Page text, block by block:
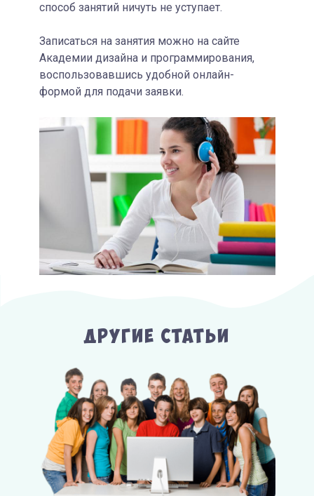
способ занятий ничуть не уступает.
Записаться на занятия можно на сайте
Академии дизайна и программирования,
воспользовавшись удобной онлайн-
формой для подачи заявки.
Другие Статьи